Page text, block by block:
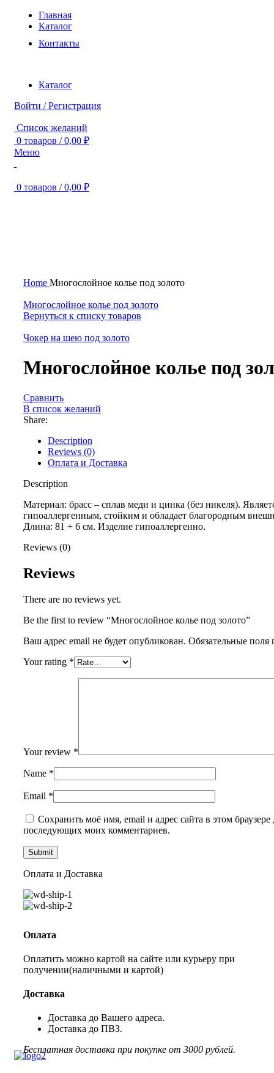
Главная
Каталог
Контакты
Каталог
Войти / Регистрация
Список желаний
0 товаров / 0,00 ₽
Меню
0 товаров / 0,00 ₽
Home Многослойное колье под золото
Многослойное колье под золото
Вернуться к списку товаров
Чокер на шею под золото
Многослойное колье под
Сравнить
В список желаний
Share:
Description
Reviews (0)
Оплата и Доставка
Description
Материал: брасс – сплав меди и цинка (без никеля).
гипоаллергенным, стойким и обладает благородным
Длина: 81 + 6 см. Изделие гипоаллергенно.
Reviews (0)
Reviews
There are no reviews yet.
Be the first to review “Многослойное колье под золото”
Ваш адрес email не будет опубликован. Обязательные
Your rating *
Your review *
Name *
Email *
Сохранить моё имя, email и адрес сайта в этом браузере
последующих моих комментариев.
Оплата и Доставка
Оплата
Оплатить можно картой на сайте или курьеру при
получении(наличными и картой)
Доставка
Доставка до Вашего адреса.
Доставка до ПВЗ.
Бесплатная доставка при покупке от 3000 рублей.